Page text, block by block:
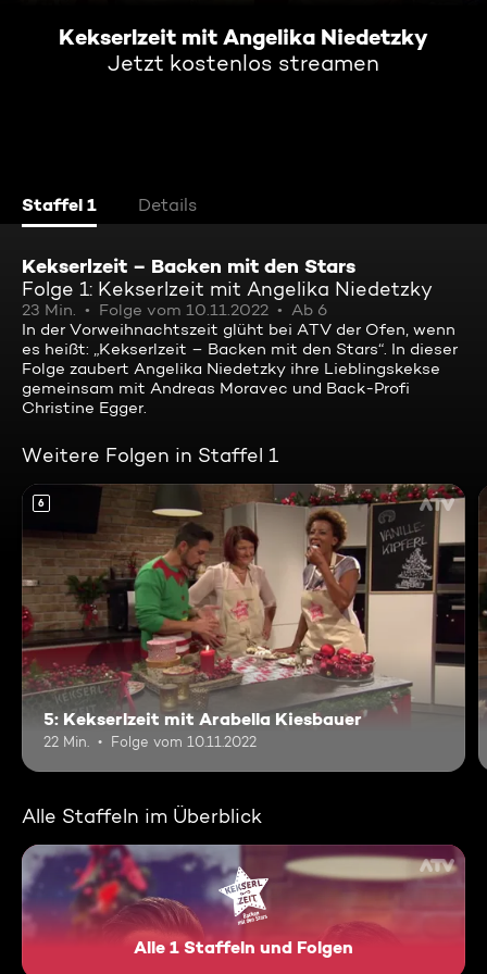
Kekserlzeit mit Angelika Niedetzky
Jetzt kostenlos streamen
Staffel 1 Details
Kekserlzeit – Backen mit den Stars
Folge 1: Kekserlzeit mit Angelika Niedetzky
23 Min. Folge vom 10.11.2022
Ab 6
In der Vorweihnachtszeit glüht bei ATV der Ofen, wenn
es heißt: „Kekserlzeit – Backen mit den Stars“. In dieser
Folge zaubert Angelika Niedetzky ihre Lieblingskekse
gemeinsam mit Andreas Moravec und Back-Profi
Christine Egger.
Weitere Folgen in Staffel 1
6
5: Kekserlzeit mit Arabella Kiesbauer
22 Min. Folge vom 10.11.2022
Alle Staffeln im Überblick
Kekserlzeit – Backen mit
Alle 1 Staffeln und Folgen